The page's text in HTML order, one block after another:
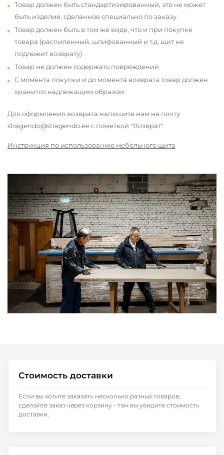
Товар должен быть стандартизированный, это не может
быть изделие, сделанное специально по заказу
Товар должен быть в том же виде, что и при покупке
товара (распиленный, шлифованный и т.д. щит не
подлежит возврату)
Товар не должен содержать повреждений
С момента покупки и до момента возврата товар должен
хранится надлежащим образом
Для оформления возврата напишите нам на почту
stragendo@stragendo.ee с пометкой "Возврат".
Инструкция по использованию мебельного щита
Стоимость доставки
Если вы хотите заказать несколько разных товаров,
сделайте заказ через корзину - там вы увидите стоимость
доставки.